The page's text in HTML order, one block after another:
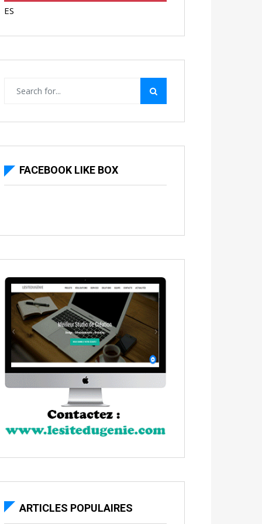
ES
FACEBOOK LIKE BOX
ARTICLES POPULAIRES